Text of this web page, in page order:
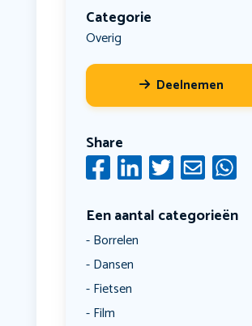
Categorie
Overig
Deelnemen
Share
Een aantal categorieën
Borrelen
Dansen
Fietsen
Film